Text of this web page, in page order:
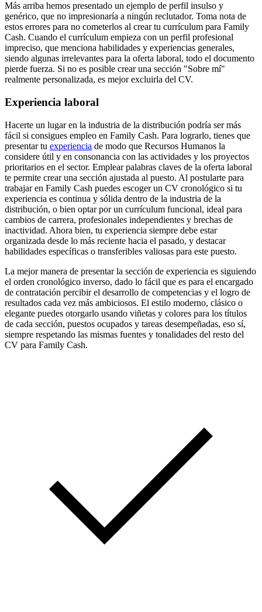
Más arriba hemos presentado un ejemplo de perfil insulso y
genérico, que no impresionaría a ningún reclutador. Toma nota de
estos errores para no cometerlos al crear tu currículum para Family
Cash. Cuando el currículum empieza con un perfil profesional
impreciso, que menciona habilidades y experiencias generales,
siendo algunas irrelevantes para la oferta laboral, todo el documento
pierde fuerza. Si no es posible crear una sección "Sobre mí"
realmente personalizada, es mejor excluirla del CV.
Experiencia laboral
Hacerte un lugar en la industria de la distribución podría ser más
fácil si consigues empleo en Family Cash. Para lograrlo, tienes que
presentar tu experiencia de modo que Recursos Humanos la
considere útil y en consonancia con las actividades y los proyectos
prioritarios en el sector. Emplear palabras claves de la oferta laboral
te permite crear una sección ajustada al puesto. Al postularte para
trabajar en Family Cash puedes escoger un CV cronológico si tu
experiencia es continua y sólida dentro de la industria de la
distribución, o bien optar por un currículum funcional, ideal para
cambios de carrera, profesionales independientes y brechas de
inactividad. Ahora bien, tu experiencia siempre debe estar
organizada desde lo más reciente hacia el pasado, y destacar
habilidades específicas o transferibles valiosas para este puesto.
La mejor manera de presentar la sección de experiencia es siguiendo
el orden cronológico inverso, dado lo fácil que es para el encargado
de contratación percibir el desarrollo de competencias y el logro de
resultados cada vez más ambiciosos. El estilo moderno, clásico o
elegante puedes otorgarlo usando viñetas y colores para los títulos
de cada sección, puestos ocupados y tareas desempeñadas, eso sí,
siempre respetando las mismas fuentes y tonalidades del resto del
CV para Family Cash.